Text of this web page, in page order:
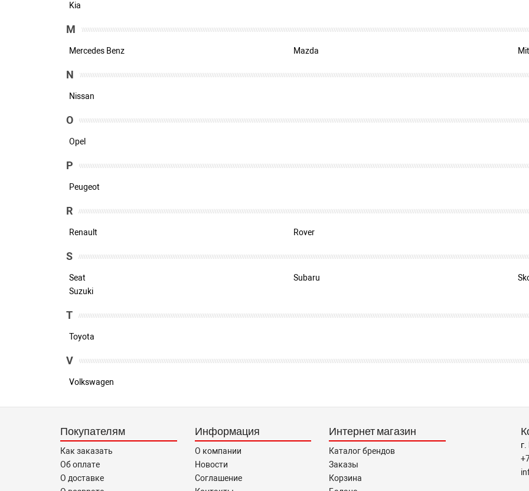
Kia
M
Mercedes Benz Mazda
N
Nissan
O
Opel
P
Peugeot
R
Renault Rover
S
Seat Subaru
Suzuki
T
Toyota
V
Volkswagen
Покупателям
Как заказать
Об оплате
О доставке
Информация
О компании
Новости
Соглашение
Интернет магазин
Каталог брендов
Заказы
Корзина